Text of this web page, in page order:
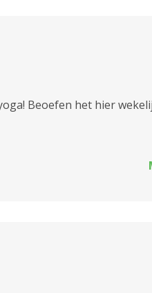
Berchem
Beoefen het hier